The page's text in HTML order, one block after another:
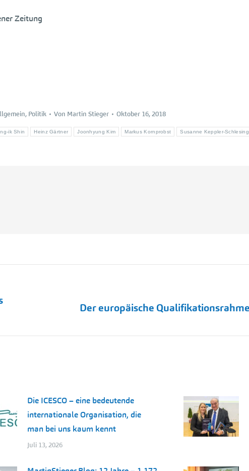
Zeitung
, Politik Von Martin Stieger Oktober 16, 2018
ik Shin Heinz Gärtner Joonhyung Kim Markus Kornprobst Susanne Keppler-
Nächster
Der europäische
Die ICESCO – eine bedeutende
internationale Organisation, die
man bei uns kaum kennt
Juli 13, 2026